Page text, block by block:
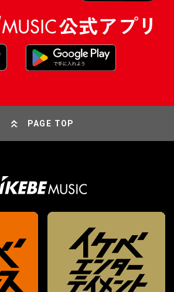
PAGE TOP